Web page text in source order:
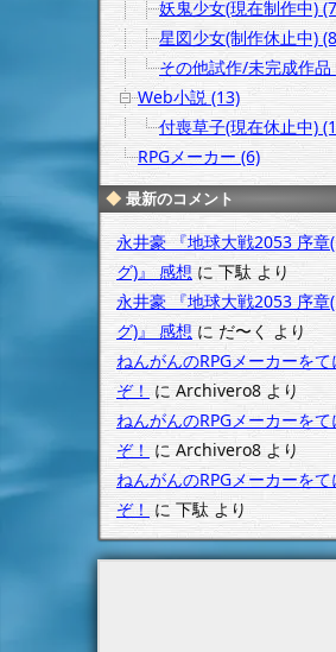
妖鬼少女(現在制作中)
星図少女(制作休止中)
その他試作/未完成作品
Web小説 (13)
付喪草子(現在休止中)
RPGメーカー (6)
最新のコメント
永井豪 『地球大戦2053 序章
グ)』 感想に下駄より
永井豪 『地球大戦2053 序章
グ)』 感想に だ〜くより
ねんがんのRPGメーカーを
ぞ！にArchivero8より
ねんがんのRPGメーカーを
ぞ！ に Archivero8より
ねんがんのRPGメーカーを
ぞ！に 下駄より